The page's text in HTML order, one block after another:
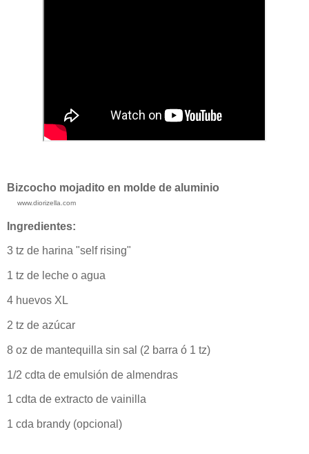
Bizcocho mojadito en molde de aluminio
www.diorizella.com
Ingredientes:
3 tz de harina "self rising"
1 tz de leche o agua
4 huevos XL
2 tz de azúcar
8 oz de mantequilla sin sal (2 barra ó 1 tz)
1/2 cdta de emulsión de almendras
1 cdta de extracto de vainilla
1 cda brandy (opcional)